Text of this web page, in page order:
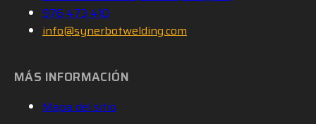
976 473 410
info@synerbotwelding.com
MÁS INFORMACIÓN
Mapa del sitio